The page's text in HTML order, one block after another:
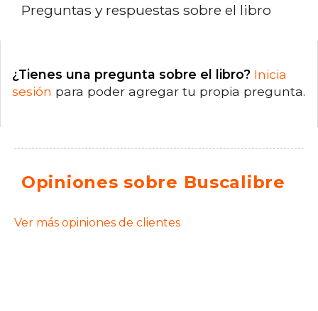
Preguntas y respuestas sobre el libro
¿Tienes una pregunta sobre el libro? Inicia
sesión para poder agregar tu propia pregunta.
Opiniones sobre Buscalibre
Ver más opiniones de clientes